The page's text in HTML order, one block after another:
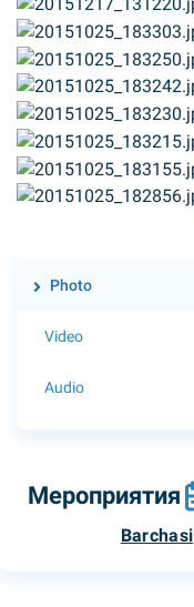
Photo
Video
Audio
Мероприятия
Barchasi